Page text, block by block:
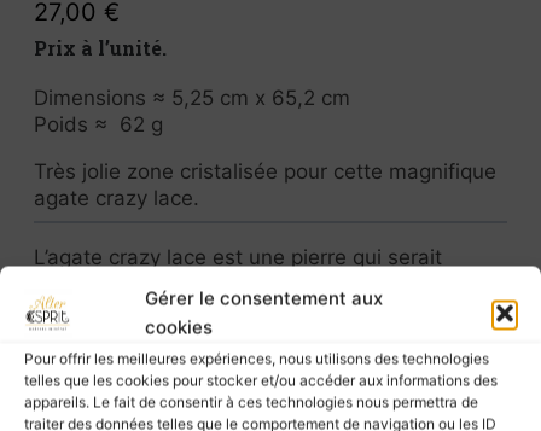
Gérer le consentement aux
cookies
Pour offrir les meilleures expériences, nous utilisons des technologies
telles que les cookies pour stocker et/ou accéder aux informations des
appareils. Le fait de consentir à ces technologies nous permettra de
traiter des données telles que le comportement de navigation ou les ID
27,00 €
Prix à l’unité.
Dimensions ≈ 5,25 cm x 65,2 cm
Poids ≈ 62 g
Très jolie zone cristalisée pour cette magnifique
agate crazy lace.
L’agate crazy lace est une pierre qui serait
Sa couleur chaude en fait une pierre
réconfortante
.
Elle serait une bonne alliée pour se libérer des
émotions négatives et accueillir et renforcer des